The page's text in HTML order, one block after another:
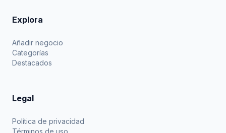
Explora
Añadir negocio
Categorías
Destacados
Legal
Política de privacidad